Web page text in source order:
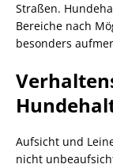
Straßen.
Bereiche nach
besonders
Aufsicht und
nicht